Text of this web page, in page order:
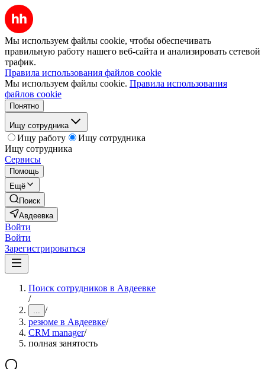
Мы используем файлы cookie, чтобы обеспечивать
правильную работу нашего веб-сайта и анализировать сетевой
трафик.
Правила использования файлов cookie
Мы используем файлы cookie. Правила использования
файлов cookie
Понятно
Ищу сотрудника
Ищу работу
Ищу сотрудника
Ищу сотрудника
Сервисы
Помощь
Ещё
Поиск
Авдеевка
Войти
Войти
Зарегистрироваться
Поиск сотрудников в Авдеевке
/
... /
резюме в Авдеевке/
CRM manager/
полная занятость